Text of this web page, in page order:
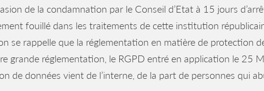
de la condamnation par le Conseil d’Etat à 15 jours
fouillé dans les traitements de cette institution
se rappelle que la réglementation en matière de protection
grande réglementation, le RGPD entré en application le 25
de données vient de l’interne, de la part de personnes qui